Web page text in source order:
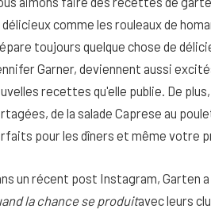
comme les rouleaux de
toujours quelque chose de
Garner, deviennent aussi
recettes qu'elle publie. De
de la salade Caprese au
pour les dîners et même votre
un récent post Instagram, Garten
la chance se produitavec leurs
Quel soin adopter pour
uniforme et lumineuse